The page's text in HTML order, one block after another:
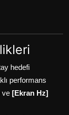
hedefi
performans
ve [Ekran Hz]